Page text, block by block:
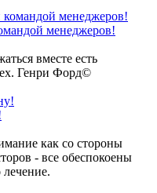
менеджеров!
вместе есть
Генри Форд©
как со стороны
- все обеспокоены